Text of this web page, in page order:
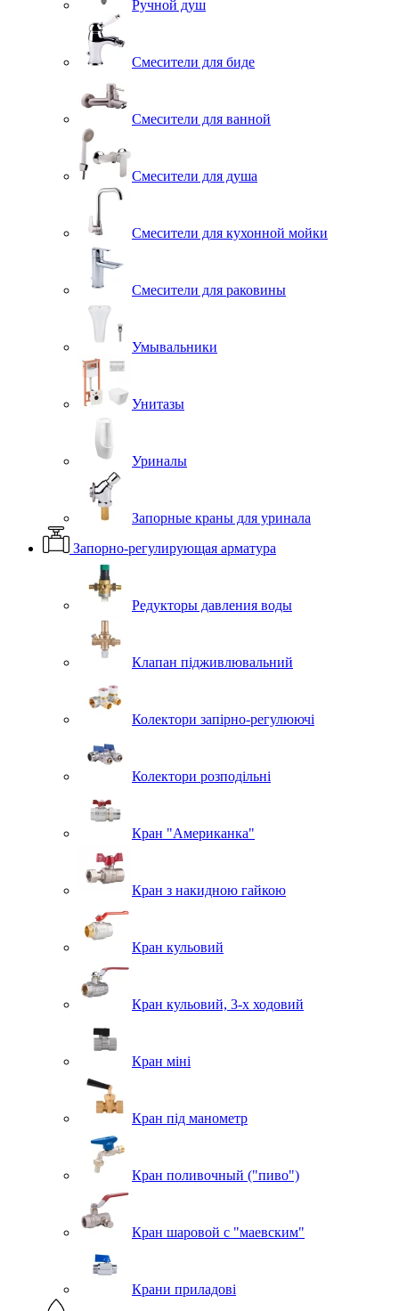
Ручной душ
Смесители для биде
Смесители для ванной
Смесители для душа
Смесители для кухонной мойки
Смесители для раковины
Умывальники
Унитазы
Уриналы
Запорные краны для уринала
Запорно-регулирующая арматура
Редукторы давления воды
Клапан підживлювальний
Колектори запірно-регулюючі
Колектори розподільні
Кран "Американка"
Кран з накидною гайкою
Кран кульовий
Кран кульовий, 3-х ходовий
Кран міні
Кран під манометр
Кран поливочный ("пиво")
Кран шаровой с "маевским"
Крани приладові